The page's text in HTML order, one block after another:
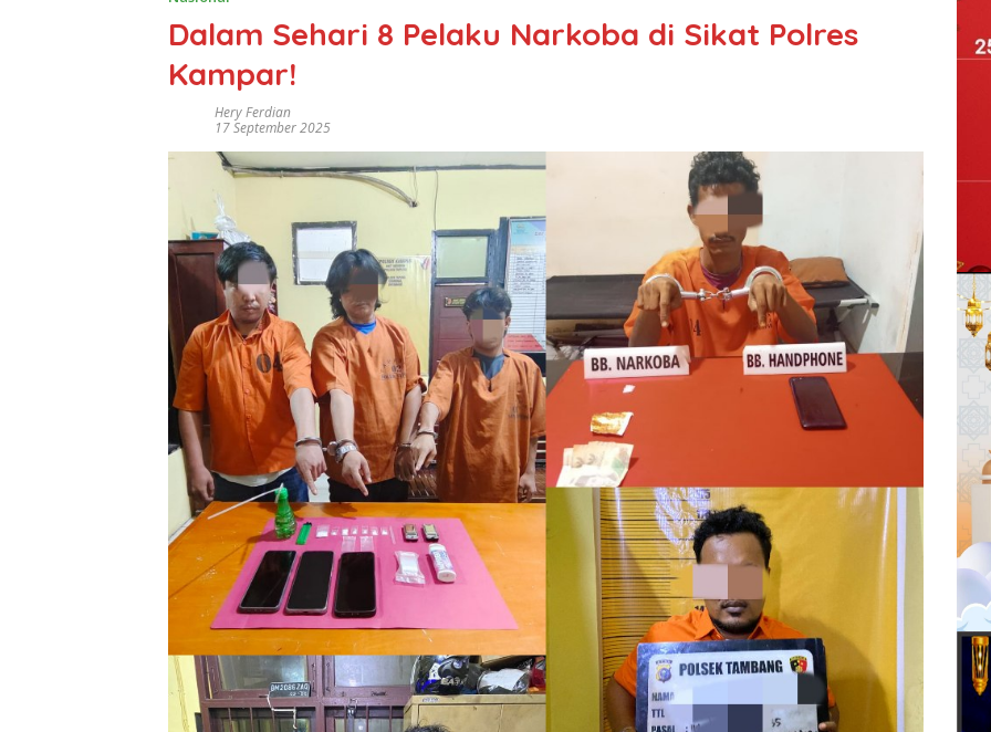
Dalam Sehari 8 Pelaku Narkoba di Sikat Polres
Kampar!
Hery Ferdian
17 September 2025